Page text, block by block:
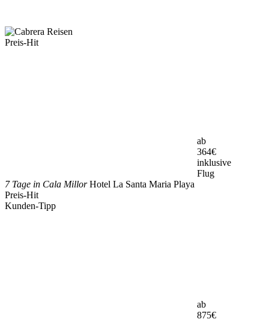
Preis-Hit
ab
364€
inklusive
Flug
7 Tage in Cala MillorHotel La Santa Maria Playa
Preis-Hit
Kunden-Tipp
ab
875€